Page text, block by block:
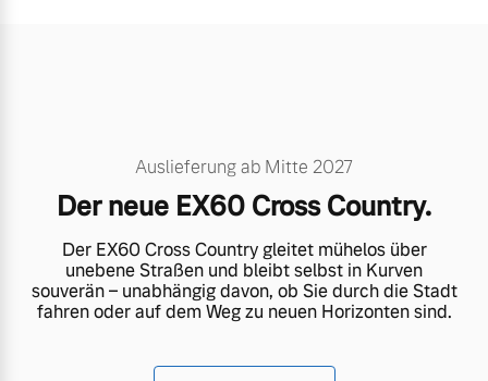
Auslieferung ab Mitte 2027
Der neue EX60 Cross Country.
Der EX60 Cross Country gleitet mühelos über
unebene Straßen und bleibt selbst in Kurven
souverän – unabhängig davon, ob Sie durch die Stadt
fahren oder auf dem Weg zu neuen Horizonten sind.